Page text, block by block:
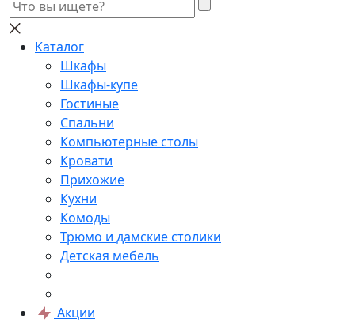
Каталог
Шкафы
Шкафы-купе
Гостиные
Спальни
Компьютерные столы
Кровати
Прихожие
Кухни
Комоды
Трюмо и дамские столики
Детская мебель
Акции